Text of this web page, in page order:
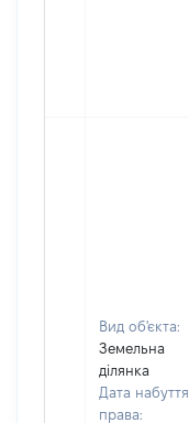
Вид об'єкта:
Земельна
ділянка
Дата набуття
права: